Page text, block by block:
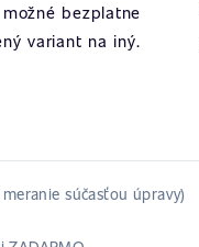
bezplatne
variant na iný.
súčasťou úpravy)